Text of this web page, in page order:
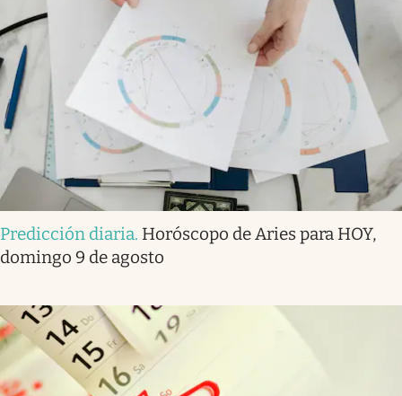
Predicción diaria. Horóscopo de Aries para HOY,
domingo 9 de agosto